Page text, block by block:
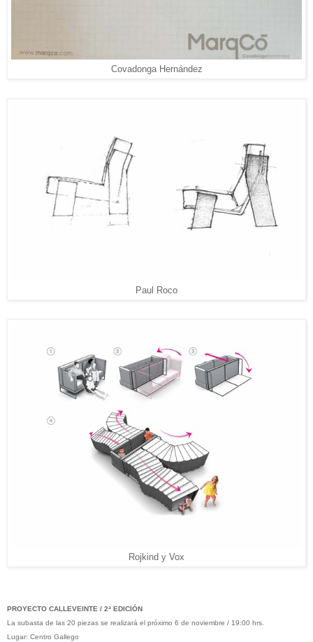
Covadonga Hernández
Paul Roco
Rojkind y Vox
PROYECTO CALLEVEINTE / 2ª EDICIÓN
La subasta de las 20 piezas se realizará el próximo 6 de noviembre / 19:00 hrs.
Lugar: Centro Gallego